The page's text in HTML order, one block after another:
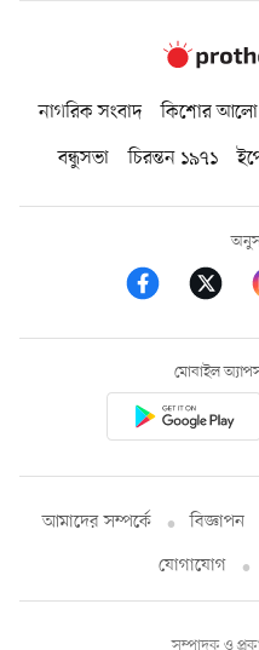
নাগরিক সংবাদ কিশোর আলো
বন্ধুসভা
চিরন্তন ১৯৭১
মোবাইল
আমাদের সম্পর্কে বিজ্ঞাপন
যোগাযোগ
সম্পাদক ও